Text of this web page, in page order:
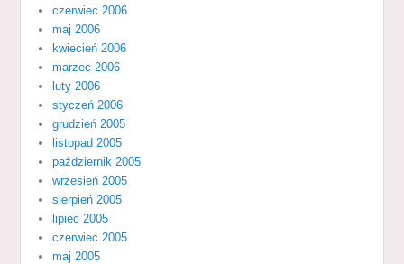
czerwiec 2006
maj 2006
kwiecień 2006
marzec 2006
luty 2006
styczeń 2006
grudzień 2005
listopad 2005
październik 2005
wrzesień 2005
sierpień 2005
lipiec 2005
czerwiec 2005
maj 2005